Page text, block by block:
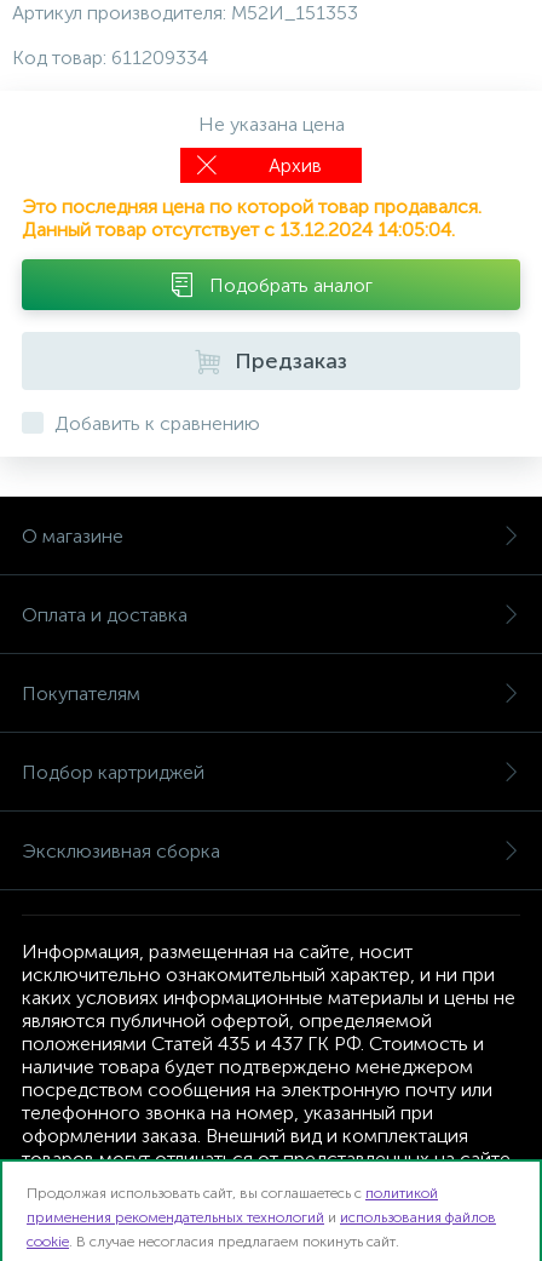
Артикул производителя: М52И_151353
Код товар: 611209334
Не указана цена
Архив
Это последняя цена по которой товар продавался.
Данный товар отсутствует с 13.12.2024 14:05:04.
Подобрать аналог
Предзаказ
Добавить к сравнению
О магазине
Оплата и доставка
Покупателям
Подбор картриджей
Эксклюзивная сборка
Информация, размещенная на сайте, носит
исключительно ознакомительный характер, и ни при
каких условиях информационные материалы и цены не
являются публичной офертой, определяемой
положениями Статей 435 и 437 ГК РФ. Стоимость и
наличие товара будет подтверждено менеджером
посредством сообщения на электронную почту или
телефонного звонка на номер, указанный при
оформлении заказа. Внешний вид и комплектация
товаров могут отличаться от представленных на сайте.
текущую комплектацию, без дополнительного
уведомления.
Продолжая использовать сайт, вы соглашаетесь с политикой
применения рекомендательных технологий и использования файлов
cookie. В случае несогласия предлагаем покинуть сайт.